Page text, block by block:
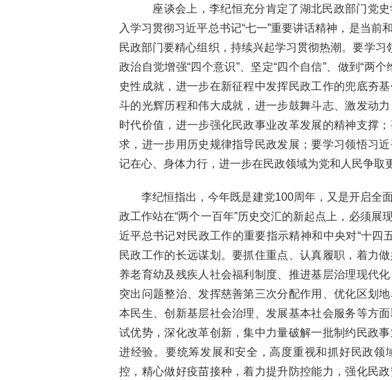
座谈会上，李纪恒充分肯定了湖北民政部门党
入学习贯彻习近平总书记“七一”重要讲话精神，是当前
民政部门要精心组织，持续兴起学习贯彻热潮。要学习
政治自觉增强“四个意识”、坚定“四个自信”、做到“两
史性成就，进一步在新征程中发挥民政工作的兜底夯
斗的光辉历程和伟大成就，进一步鼓舞斗志、激发动
时代价值，进一步强化民政事业改革发展的精神支撑
求，进一步用历史规律指导民政发展；要学习领悟习
记在心、身体力行，进一步在民政领域为党和人民争
李纪恒指出，今年既是建党100周年，又是开启全
政工作站在“两个一百年”历史交汇的新起点上，必须展
近平总书记对民政工作的重要指示精神和中央对“十四
民政工作的长远谋划。要抓住重点、认真履职，着力
养老育幼及残疾人社会福利制度、推进基层治理现代
突出问题整治、发挥慈善第三次分配作用、优化区划
本民生、创新基层社会治理、发展基本社会服务等方
试优势，深化改革创新，集中力量破解一批制约民政
进经验。要统筹发展和安全，高度重视和抓好民政
控，精心做好疫苗接种，着力提升防控能力，强化民